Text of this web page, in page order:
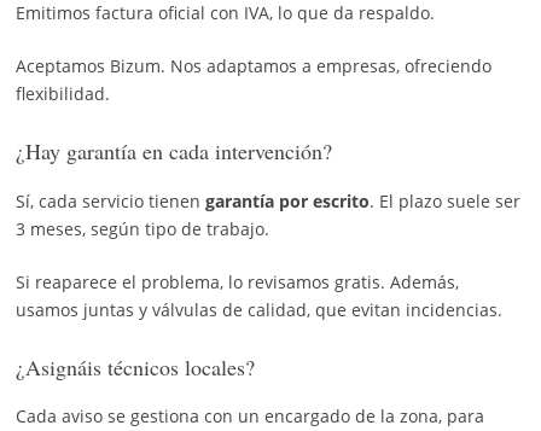
Emitimos factura oficial con IVA, lo que da respaldo.
Aceptamos Bizum. Nos adaptamos a empresas, ofreciendo
flexibilidad.
¿Hay garantía en cada intervención?
Sí, cada servicio tienen garantía por escrito. El plazo suele ser
3 meses, según tipo de trabajo.
Si reaparece el problema, lo revisamos gratis. Además,
usamos juntas y válvulas de calidad, que evitan incidencias.
¿Asignáis técnicos locales?
Cada aviso se gestiona con un encargado de la zona, para